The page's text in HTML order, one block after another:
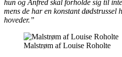
hun og Anfred skal forholde sig til
mens de har en konstant dødstrussel
hoveder.”
Malstrøm af Louise Roholte